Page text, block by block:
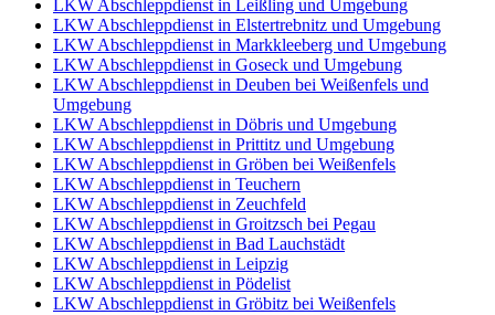
LKW Abschleppdienst in Leißling und Umgebung
LKW Abschleppdienst in Elstertrebnitz und Umgebung
LKW Abschleppdienst in Markkleeberg und Umgebung
LKW Abschleppdienst in Goseck und Umgebung
LKW Abschleppdienst in Deuben bei Weißenfels und
Umgebung
LKW Abschleppdienst in Döbris und Umgebung
LKW Abschleppdienst in Prittitz und Umgebung
LKW Abschleppdienst in Gröben bei Weißenfels
LKW Abschleppdienst in Teuchern
LKW Abschleppdienst in Zeuchfeld
LKW Abschleppdienst in Groitzsch bei Pegau
LKW Abschleppdienst in Bad Lauchstädt
LKW Abschleppdienst in Leipzig
LKW Abschleppdienst in Pödelist
LKW Abschleppdienst in Gröbitz bei Weißenfels